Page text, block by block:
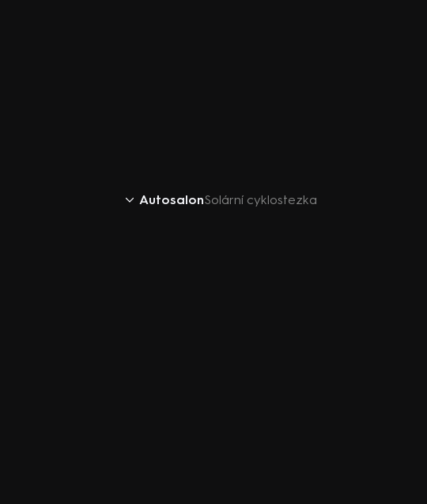
AutosalonSolární cyklostezka